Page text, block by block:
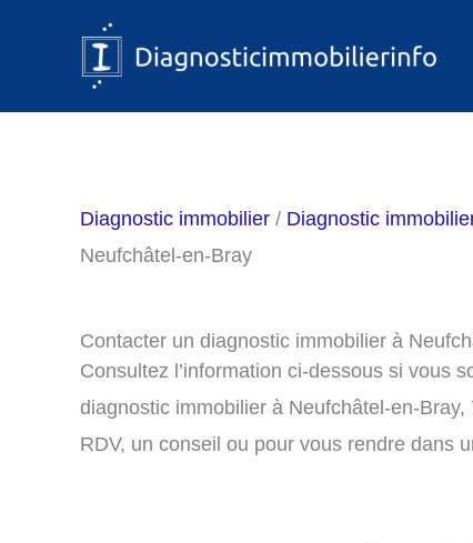
Diagnostic immobilier / Diagnostic
Neufchâtel-en-Bray
Contacter un diagnostic immobilier à
Consultez l’information ci-dessous si vous
diagnostic immobilier à Neufchâtel-en-
RDV, un conseil ou pour vous rendre dans